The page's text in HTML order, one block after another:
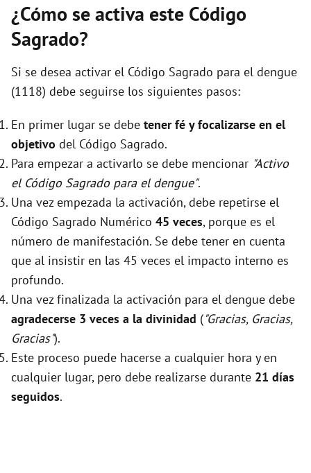
¿Cómo se activa este Código
Sagrado?
Si se desea activar el Código Sagrado para el dengue
(1118) debe seguirse los siguientes pasos:
En primer lugar se debe tener fé y focalizarse en el
objetivo del Código Sagrado.
Para empezar a activarlo se debe mencionar "Activo
el Código Sagrado para el dengue".
Una vez empezada la activación, debe repetirse el
Código Sagrado Numérico 45 veces, porque es el
número de manifestación. Se debe tener en cuenta
que al insistir en las 45 veces el impacto interno es
profundo.
Una vez finalizada la activación para el dengue debe
agradecerse 3 veces a la divinidad ("Gracias, Gracias,
Gracias").
Este proceso puede hacerse a cualquier hora y en
cualquier lugar, pero debe realizarse durante 21 días
seguidos.